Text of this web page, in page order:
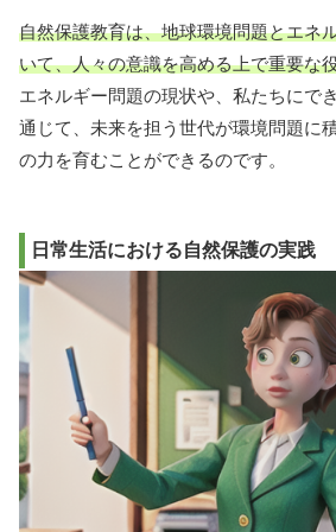
自然保護教育は、地球環境問題とエネ
いて、人々の意識を高める上で重要な
エネルギー問題の現状や、私たちにで
通じて、未来を担う世代が環境問題に
の力を育むことができるのです。
日常生活における自然保護の実践